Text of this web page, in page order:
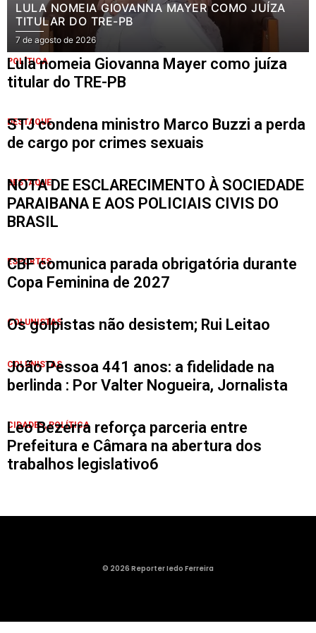
LULA NOMEIA GIOVANNA MAYER COMO JUÍZA
TITULAR DO TRE-PB
7 de agosto de 2026
POLÍTICA
Lula nomeia Giovanna Mayer como juíza
titular do TRE-PB
DESTAQUE
STJ condena ministro Marco Buzzi a perda
de cargo por crimes sexuais
DESTAQUE
NOTA DE ESCLARECIMENTO À SOCIEDADE
PARAIBANA E AOS POLICIAIS CIVIS DO
BRASIL
ESPORTES
CBF comunica parada obrigatória durante
Copa Feminina de 2027
COLUNISTAS
Os golpistas não desistem; Rui Leitao
COLUNISTAS
João Pessoa 441 anos: a fidelidade na
berlinda : Por Valter Nogueira, Jornalista
CIDADES,POLÍTICA
Leo Bezerra reforça parceria entre
Prefeitura e Câmara na abertura dos
trabalhos legislativo6
© 2026 Reporter Iedo Ferreira